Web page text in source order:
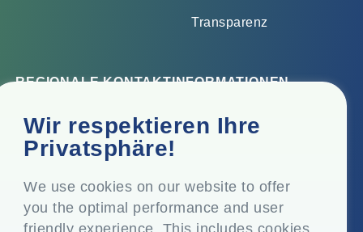
Wir respektieren Ihre
Privatsphäre!
We use cookies on our website to offer
you the optimal performance and user
friendly experience. This includes cookies
Transparenz
REGIONALE KONTAKTINFORMATIONEN
Firmensitz
Top Floor, Times Tower, Kamala City, Senapati Bapat
Marg, Lower Parel, Mumbai - 400 013, Maharashtra,
Eingetragener Sitz